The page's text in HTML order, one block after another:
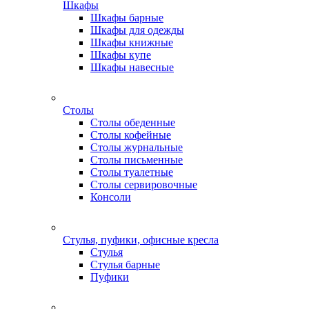
Шкафы
Шкафы барные
Шкафы для одежды
Шкафы книжные
Шкафы купе
Шкафы навесные
Столы
Столы обеденные
Столы кофейные
Столы журнальные
Столы письменные
Столы туалетные
Столы сервировочные
Консоли
Стулья, пуфики, офисные кресла
Стулья
Стулья барные
Пуфики